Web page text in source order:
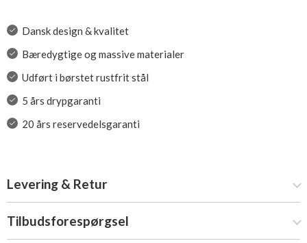
Dansk design & kvalitet
Bæredygtige og massive materialer
Udført i børstet rustfrit stål
5 års drypgaranti
20 års reservedelsgaranti
Levering & Retur
Tilbudsforespørgsel